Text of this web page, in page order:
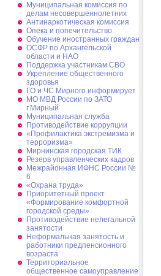
Муниципальная комиссия по
делам несовершеннолетних
Антинаркотическая комиссия
Опека и попечительство
Обучение иностранных граждан
ОСФР по Архангельской
области и НАО
Поддержка участникам СВО
Укрепление общественного
здоровья
ГО и ЧС Мирного информирует
МО МВД России по ЗАТО
г.Мирный
Муниципальная cлужба
Противодействие коррупции
«Профилактика экстремизма и
терроризма»
Мирнинская городская ТИК
Резерв управленческих кадров
Межрайонная ИФНС России №
6
«Охрана труда»
Приоритетный проект
«Формирование комфортной
городской среды»
Противодействие нелегальной
занятости
Неформальная занятость и
работники предпенсионного
возраста
Территориальное
общественное самоуправление